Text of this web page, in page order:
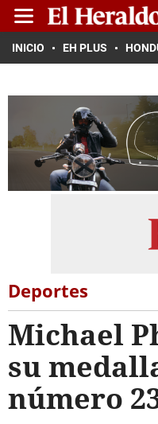
INICIO EH PLUS
Deportes
Michael
su
número